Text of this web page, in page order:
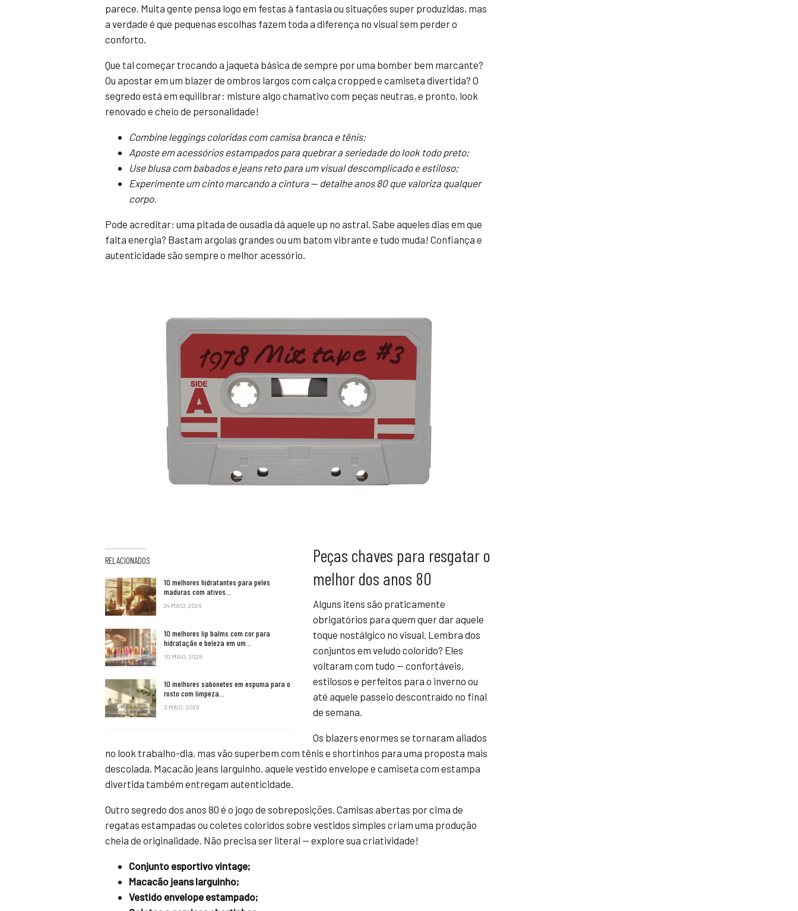
parece. Muita gente pensa logo em festas à fantasia ou situações super produzidas, mas
a verdade é que pequenas escolhas fazem toda a diferença no visual sem perder o
conforto.
Que tal começar trocando a jaqueta básica de sempre por uma bomber bem marcante?
Ou apostar em um blazer de ombros largos com calça cropped e camiseta divertida? O
segredo está em equilibrar: misture algo chamativo com peças neutras, e pronto, look
renovado e cheio de personalidade!
Combine leggings coloridas com camisa branca e tênis;
Aposte em acessórios estampados para quebrar a seriedade do look todo preto;
Use blusa com babados e jeans reto para um visual descomplicado e estiloso;
Experimente um cinto marcando a cintura — detalhe anos 80 que valoriza qualquer
corpo.
Pode acreditar: uma pitada de ousadia dá aquele up no astral. Sabe aqueles dias em que
falta energia? Bastam argolas grandes ou um batom vibrante e tudo muda! Confiança e
autenticidade são sempre o melhor acessório.
RELACIONADOS
10 melhores hidratantes para peles
maduras com ativos…
24 MAIO, 2026
10 melhores lip balms com cor para
hidratação e beleza em um…
10 MAIO, 2026
10 melhores sabonetes em espuma para o
rosto com limpeza…
3 MAIO, 2026
Peças chaves para resgatar o
melhor dos anos 80
Alguns itens são praticamente
obrigatórios para quem quer dar aquele
toque nostálgico no visual. Lembra dos
conjuntos em veludo colorido? Eles
voltaram com tudo — confortáveis,
estilosos e perfeitos para o inverno ou
até aquele passeio descontraído no final
de semana.
Os blazers enormes se tornaram aliados
no look trabalho-dia, mas vão superbem com tênis e shortinhos para uma proposta mais
descolada. Macacão jeans larguinho, aquele vestido envelope e camiseta com estampa
divertida também entregam autenticidade.
Outro segredo dos anos 80 é o jogo de sobreposições. Camisas abertas por cima de
regatas estampadas ou coletes coloridos sobre vestidos simples criam uma produção
cheia de originalidade. Não precisa ser literal — explore sua criatividade!
Conjunto esportivo vintage;
Macacão jeans larguinho;
Vestido envelope estampado;